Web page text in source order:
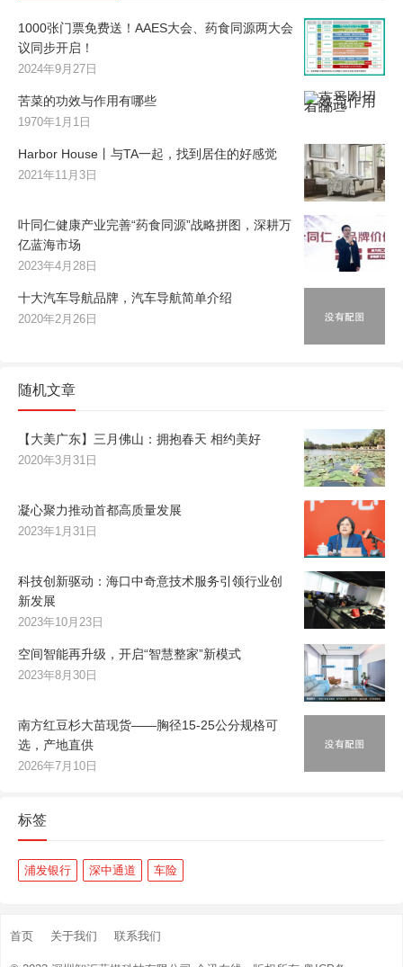
1000张门票免费送！AAES大会、药食同源两大会
议同步开启！
2024年9月27日
苦菜的功效与作用有哪些
1970年1月1日
Harbor House丨与TA一起，找到居住的好感觉
2021年11月3日
叶同仁健康产业完善“药食同源”战略拼图，深耕万
亿蓝海市场
2023年4月28日
十大汽车导航品牌，汽车导航简单介绍
2020年2月26日
随机文章
【大美广东】三月佛山：拥抱春天 相约美好
2020年3月31日
凝心聚力推动首都高质量发展
2023年1月31日
科技创新驱动：海口中奇意技术服务引领行业创
新发展
2023年10月23日
空间智能再升级，开启“智慧整家”新模式
2023年8月30日
南方红豆杉大苗现货——胸径15-25公分规格可
选，产地直供
2026年7月10日
标签
浦发银行 深中通道 车险
首页 关于我们 联系我们